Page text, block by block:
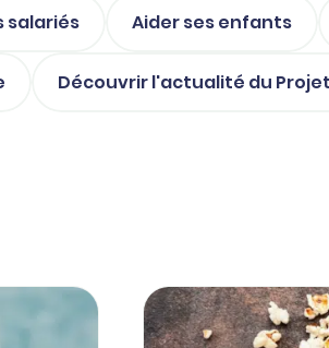
salariés Aider ses enfants
Découvrir l'actualité du